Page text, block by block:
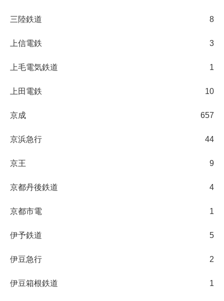
三陸鉄道 8
上信電鉄 3
上毛電気鉄道 1
上田電鉄 10
京成 657
京浜急行 44
京王 9
京都丹後鉄道 4
京都市電 1
伊予鉄道 5
伊豆急行 2
伊豆箱根鉄道 1